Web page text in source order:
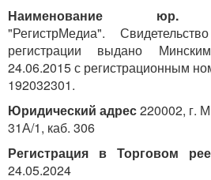
Наименование юр.
"РегистрМедиа".
регистрации выдано
24.06.2015 с регистрационным
192032301.
Юридический адрес220002, г.
31А/1, каб. 306
Регистрация в Торговом
24.05.2024